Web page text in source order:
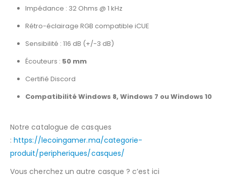
Impédance : 32 Ohms @ 1 kHz
Rétro-éclairage RGB compatible iCUE
Sensibilité : 116 dB (+/-3 dB)
Écouteurs : 50 mm
Certifié Discord
Compatibilité Windows 8, Windows 7 ou Windows 10
Notre catalogue de casques
:https://lecoingamer.ma/categorie-
produit/peripheriques/casques/
Vous cherchez un autre casque ? c’est ici